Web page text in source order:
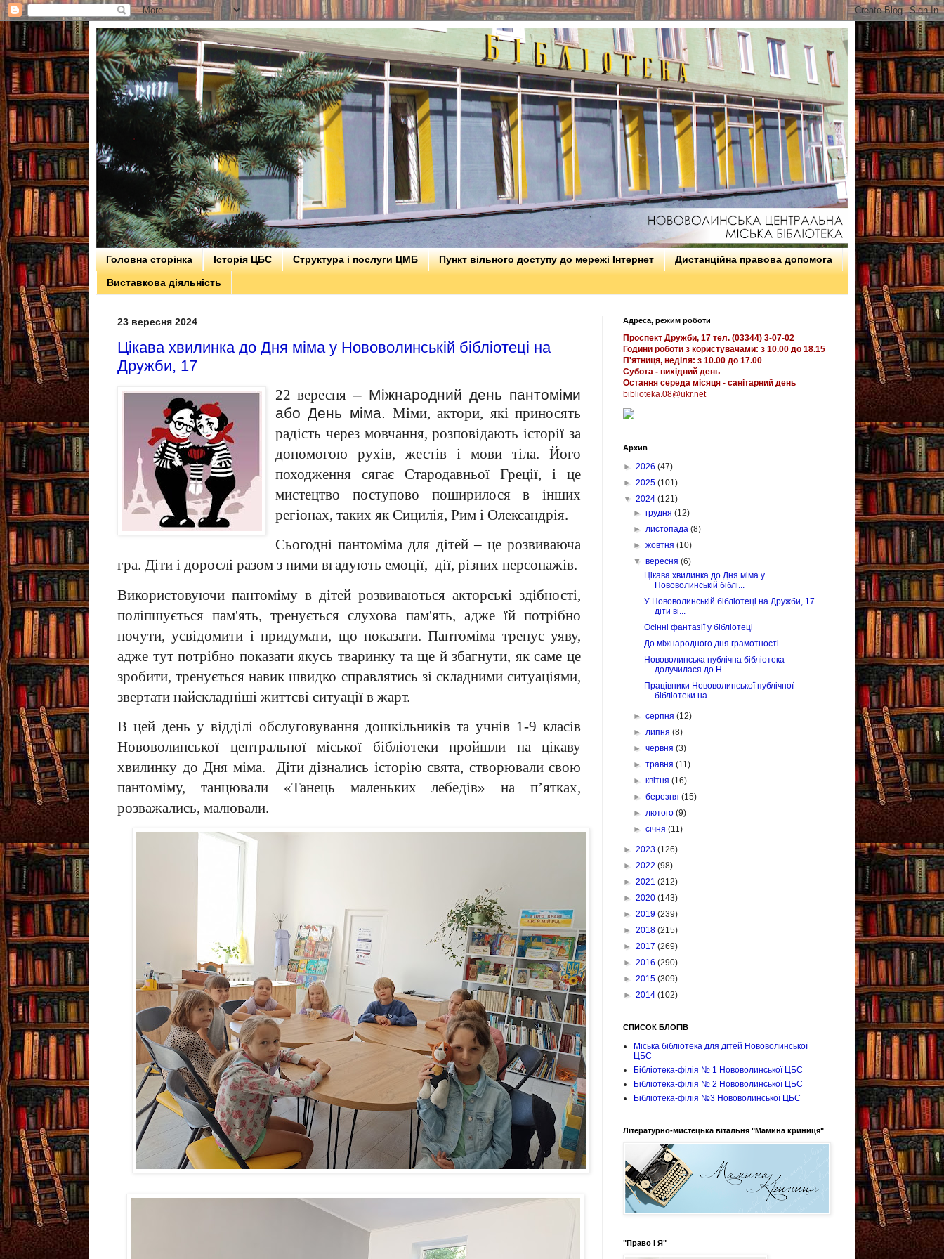
Головна сторінка Історія ЦБС Структура і послуги ЦМБ Пункт вільного доступу до мережі Інтернет Дистанційна правова допомога
Виставкова діяльність
23 вересня 2024
Цікава хвилинка до Дня міма у Нововолинській бібліотеці на
Дружби, 17
22 вересня – Міжнародний день пантоміми
або День міма. Міми, актори, які приносять
радість через мовчання, розповідають історії за
допомогою рухів, жестів і мови тіла. Його
походження сягає Стародавньої Греції, і це
мистецтво поступово поширилося в інших
регіонах, таких як Сицилія, Рим і Олександрія.
Сьогодні пантоміма для дітей – це розвиваюча
гра. Діти і дорослі разом з ними вгадують емоції, дії, різних персонажів.
Використовуючи пантоміму в дітей розвиваються акторські здібності,
поліпшується пам'ять, тренується слухова пам'ять, адже їй потрібно
почути, усвідомити і придумати, що показати. Пантоміма тренує уяву,
адже тут потрібно показати якусь тваринку та ще й збагнути, як саме це
зробити, тренується навик швидко справлятись зі складними ситуаціями,
звертати найскладніші життєві ситуації в жарт.
В цей день у відділі обслуговування дошкільників та учнів 1-9 класів
Нововолинської центральної міської бібліотеки пройшли на цікаву
хвилинку до Дня міма. Діти дізнались історію свята, створювали свою
пантоміму, танцювали «Танець маленьких лебедів» на п’ятках,
розважались, малювали.
Адреса, режим роботи
Проспект Дружби, 17 тел. (03344) 3-07-02
Години роботи з користувачами: з 10.00 до 18.15
П'ятниця, неділя: з 10.00 до 17.00
Субота - вихідний день
Остання середа місяця - санітарний день
biblioteka.08@ukr.net
Архив
► 2026 (47)
► 2025 (101)
▼ 2024 (121)
►грудня(12)
► листопада(8)
►жовтня(10)
▼вересня(6)
Цікава хвилинка до Дня міма у
Нововолинській біблі...
У Нововолинській бібліотеці на Дружби, 17
діти ві...
Осінні фантазії у бібліотеці
До міжнародного дня грамотності
Нововолинська публічна бібліотека
долучилася до Н...
Працівники Нововолинської публічної
бібліотеки на ...
►серпня(12)
► липня(8)
►червня(3)
►травня(11)
►квітня(16)
►березня(15)
► лютого(9)
►січня(11)
► 2023 (126)
► 2022 (98)
► 2021 (212)
► 2020 (143)
► 2019 (239)
► 2018 (215)
► 2017 (269)
► 2016 (290)
► 2015 (309)
► 2014 (102)
СПИСОК БЛОГІВ
Міська бібліотека для дітей Нововолинської
ЦБС
Бібліотека-філія № 1 Нововолинської ЦБС
Бібліотека-філія № 2 Нововолинської ЦБС
Бібліотека-філія №3 Нововолинської ЦБС
Літературно-мистецька вітальня "Мамина криниця"
"Право і Я"